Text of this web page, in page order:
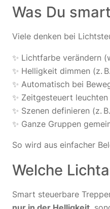
Was Du
Viele denken bei
✨ Lichtfarbe verändern
✨ Helligkeit dimmen (z.
✨ Automatisch bei
✨ Zeitgesteuert leuchten
✨ Szenen definieren (z.
✨ Ganze Gruppen
So wird aus einfacher
Welche
Smart steuerbare